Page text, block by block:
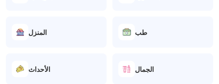
المنزل طب
الأحداث الجمال